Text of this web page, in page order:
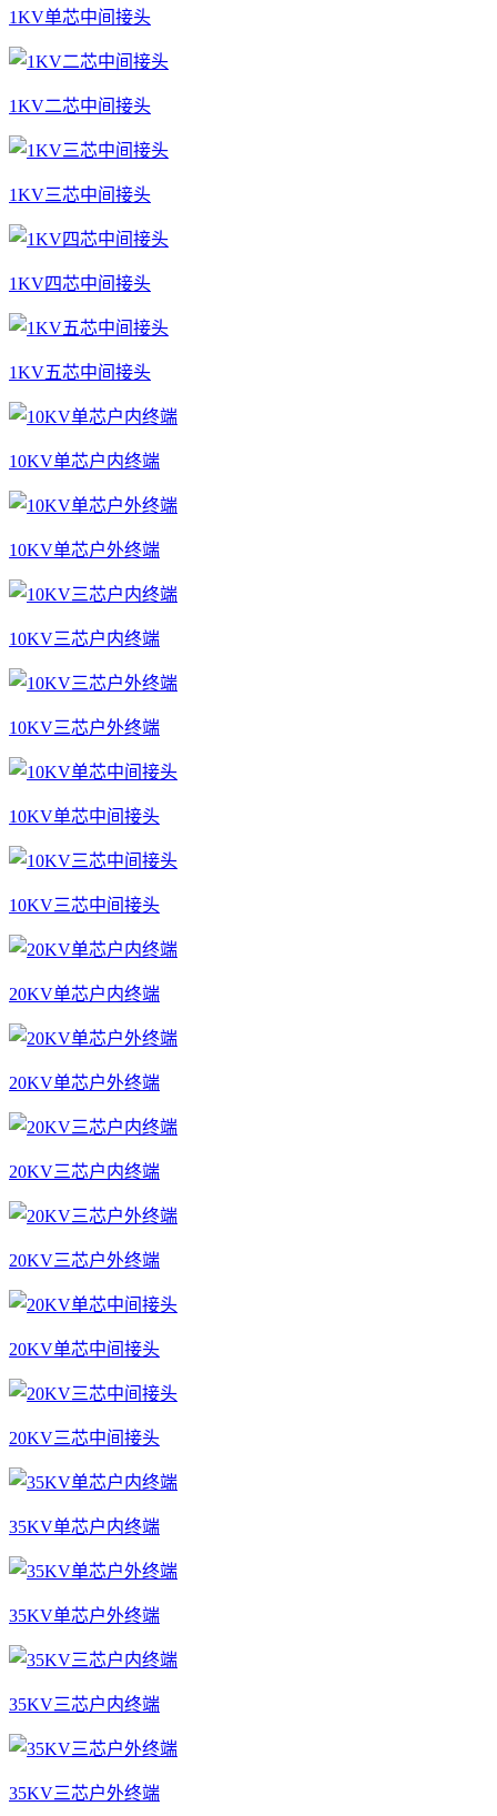
1KV单芯中间接头
1KV二芯中间接头
1KV三芯中间接头
1KV四芯中间接头
1KV五芯中间接头
10KV单芯户内终端
10KV单芯户外终端
10KV三芯户内终端
10KV三芯户外终端
10KV单芯中间接头
10KV三芯中间接头
20KV单芯户内终端
20KV单芯户外终端
20KV三芯户内终端
20KV三芯户外终端
20KV单芯中间接头
20KV三芯中间接头
35KV单芯户内终端
35KV单芯户外终端
35KV三芯户内终端
35KV三芯户外终端